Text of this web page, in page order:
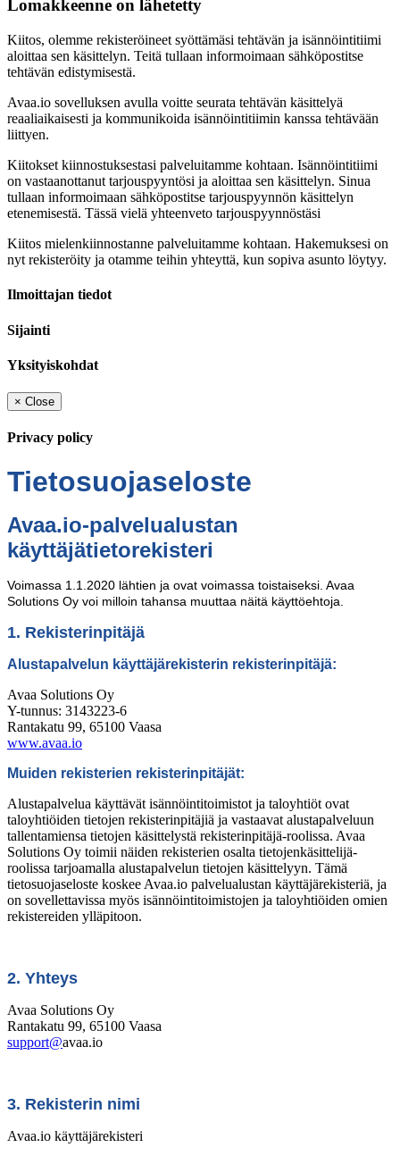
Lomakkeenne on lähetetty
Kiitos, olemme rekisteröineet syöttämäsi tehtävän ja isännöintitiimi
aloittaa sen käsittelyn. Teitä tullaan informoimaan sähköpostitse
tehtävän edistymisestä.
Avaa.io sovelluksen avulla voitte seurata tehtävän käsittelyä
reaaliaikaisesti ja kommunikoida isännöintitiimin kanssa tehtävään
liittyen.
Kiitokset kiinnostuksestasi palveluitamme kohtaan. Isännöintitiimi
on vastaanottanut tarjouspyyntösi ja aloittaa sen käsittelyn. Sinua
tullaan informoimaan sähköpostitse tarjouspyynnön käsittelyn
etenemisestä. Tässä vielä yhteenveto tarjouspyynnöstäsi
Kiitos mielenkiinnostanne palveluitamme kohtaan. Hakemuksesi on
nyt rekisteröity ja otamme teihin yhteyttä, kun sopiva asunto löytyy.
Ilmoittajan tiedot
Sijainti
Yksityiskohdat
× Close
Privacy policy
Tietosuojaseloste
Avaa.io-palvelualustan
käyttäjätietorekisteri
Voimassa 1.1.2020 lähtien ja ovat voimassa toistaiseksi. Avaa
Solutions Oy voi milloin tahansa muuttaa näitä käyttöehtoja.
1. Rekisterinpitäjä
Alustapalvelun käyttäjärekisterin rekisterinpitäjä:
Avaa Solutions Oy
Y-tunnus: 3143223-6
Rantakatu 99, 65100 Vaasa
www.avaa.io
Muiden rekisterien rekisterinpitäjät:
Alustapalvelua käyttävät isännöintitoimistot ja taloyhtiöt ovat
taloyhtiöiden tietojen rekisterinpitäjiä ja vastaavat alustapalveluun
tallentamiensa tietojen käsittelystä rekisterinpitäjä-roolissa. Avaa
Solutions Oy toimii näiden rekisterien osalta tietojenkäsittelijä-
roolissa tarjoamalla alustapalvelun tietojen käsittelyyn. Tämä
tietosuojaseloste koskee Avaa.io palvelualustan käyttäjärekisteriä, ja
on sovellettavissa myös isännöintitoimistojen ja taloyhtiöiden omien
rekistereiden ylläpitoon.
2. Yhteys
Avaa Solutions Oy
Rantakatu 99, 65100 Vaasa
support@avaa.io
3. Rekisterin nimi
Avaa.io käyttäjärekisteri